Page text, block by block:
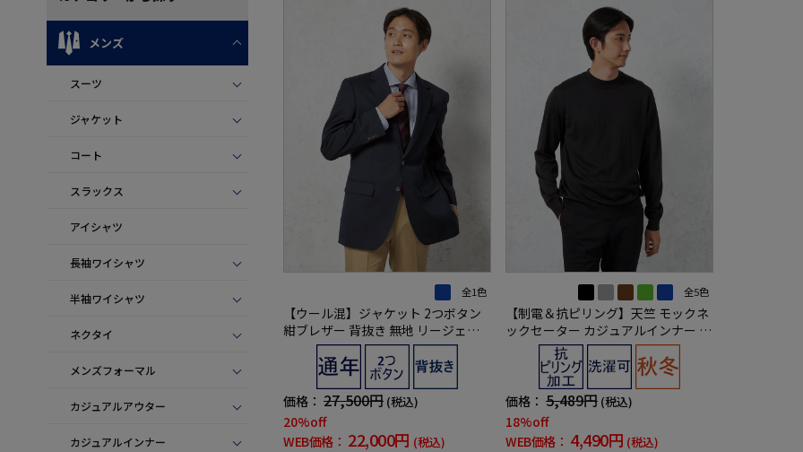
メンズ
スーツ
ジャケット
コート
スラックス
アイシャツ
長袖ワイシャツ
半袖ワイシャツ
ネクタイ
メンズフォーマル
カジュアルアウター
カジュアルインナー
全1色
【ウール混】ジャケット 2つボタン
紺ブレザー 背抜き 無地 リージェン
トハウス 通年【定番】
価格： 27,500円 (税込)
20%off
WEB価格： 22,000円 (税込)
全5色
【制電＆抗ピリング】天竺 モックネ
ックセーター カジュアルインナー 無
地 リッケンバッカー 秋冬
価格： 5,489円 (税込)
18%off
WEB価格： 4,490円 (税込)